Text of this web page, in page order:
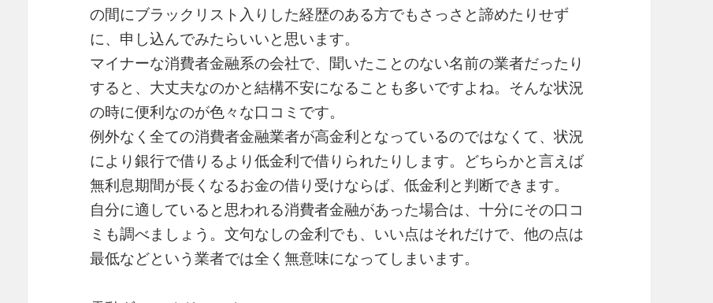
の間にブラックリスト入りした経歴のある方でもさっさと諦めたりせず
に、申し込んでみたらいいと思います。
マイナーな消費者金融系の会社で、聞いたことのない名前の業者だったり
すると、大丈夫なのかと結構不安になることも多いですよね。そんな状況
の時に便利なのが色々な口コミです。
例外なく全ての消費者金融業者が高金利となっているのではなくて、状況
により銀行で借りるより低金利で借りられたりします。どちらかと言えば
無利息期間が長くなるお金の借り受けならば、低金利と判断できます。
自分に適していると思われる消費者金融があった場合は、十分にその口コ
ミも調べましょう。文句なしの金利でも、いい点はそれだけで、他の点は
最低などという業者では全く無意味になってしまいます。